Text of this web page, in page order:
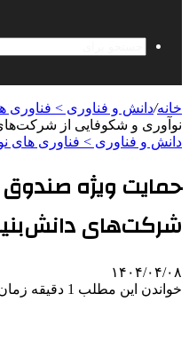
خانه/دانش و فناوری > فناوری
نوآوری و شکوفایی از
دانش و فناوری > فناوری های
حمایت ویژه
شرکت‌های
۱۴۰۴/۰۴/۰۸
خواندن این مطلب 1 دقیقه زمان میبرد